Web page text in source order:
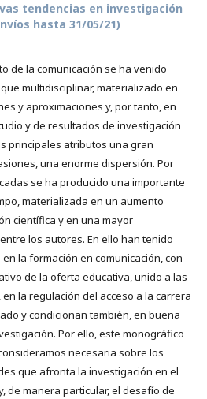
tendencias en investigación
hasta 31/05/21)
de la comunicación se ha venido
multidisciplinar, materializado en
y aproximaciones y, por tanto, en
y de resultados de investigación
principales atributos una gran
una enorme dispersión. Por
se ha producido una importante
materializada en un aumento
científica y en una mayor
los autores. En ello han tenido
la formación en comunicación, con
de la oferta educativa, unido a las
la regulación del acceso a la carrera
y condicionan también, en buena
Por ello, este monográfico
necesaria sobre los
que afronta la investigación en el
de manera particular, el desafío de